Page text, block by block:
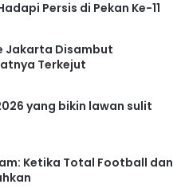
Persis di Pekan Ke-11
Jakarta Disambut
Terkejut
yang bikin lawan sulit
Ketika Total Football dan